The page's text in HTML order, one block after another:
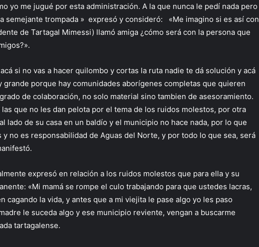
yo me jugué por esta administración. A la que nunca le pedí nada pero
semejante trompada » expresó y consideró: «Me imagino si es así con
de Tartagal Mimessi) llamó amiga ¿cómo será con la persona que
si no vas a hacer quilombo y cortas la ruta nadie te dá solución y acá
grande porque hay comunidades aborígenes completas que quieren
de colaboración, no solo material sino tambien de asesoramiento.
que no les dan pelota por el tema de los ruidos molestos, por otra
lado de su casa en un baldío y el municipio no hace nada, por lo que
no es responsabilidad de Aguas del Norte, y por todo lo que sea, será
expresó en relación a los ruidos molestos que para ella y su
«Mi mamá se rompe el culo trabajando para que ustedes lacras,
cagando la vida, y antes que a mi viejita le pase algo yo les paso
le suceda algo y ese municipio reviente, vengan a buscarme
tartagalense.